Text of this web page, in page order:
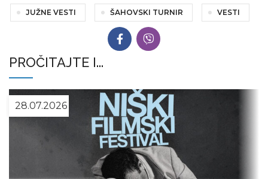
JUŽNE VESTI ŠAHOVSKI TURNIR VESTI
PROČITAJTE I...
28.07.2026